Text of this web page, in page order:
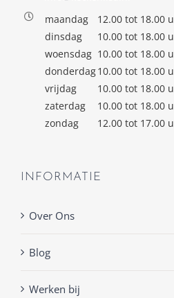
maandag
12.00 tot 18.00 u
dinsdag
10.00 tot 18.00 u
woensdag 10.00 tot 18.00 u
donderdag10.00 tot 18.00 u
vrijdag
10.00 tot 18.00 u
zaterdag
10.00 tot 18.00 u
zondag
12.00 tot 17.00 u
INFORMATIE
Over Ons
Blog
Werken bij